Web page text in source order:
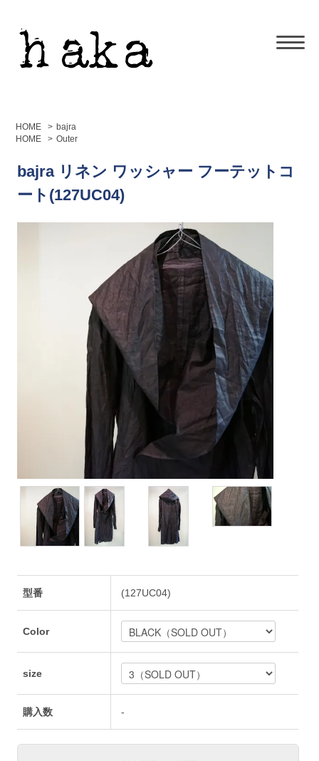
HOME > bajra
HOME
> Outer
bajra リネン ワッシャー フーテットコ
ート(127UC04)
型番 (127UC04)
Color
size
購入数 -